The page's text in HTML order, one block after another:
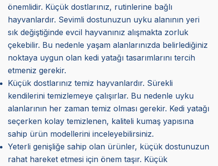
önemlidir. Küçük dostlarınız, rutinlerine bağlı
hayvanlardır. Sevimli dostunuzun uyku alanının yeri
sık değiştiğinde evcil hayvanınız alışmakta zorluk
çekebilir. Bu nedenle yaşam alanlarınızda belirlediğiniz
noktaya uygun olan kedi yatağı tasarımlarını tercih
etmeniz gerekir.
Küçük dostlarınız temiz hayvanlardır. Sürekli
kendilerini temizlemeye çalışırlar. Bu nedenle uyku
alanlarının her zaman temiz olması gerekir. Kedi yatağı
seçerken kolay temizlenen, kaliteli kumaş yapısına
sahip ürün modellerini inceleyebilirsiniz.
Yeterli genişliğe sahip olan ürünler, küçük dostunuzun
rahat hareket etmesi için önem taşır. Küçük